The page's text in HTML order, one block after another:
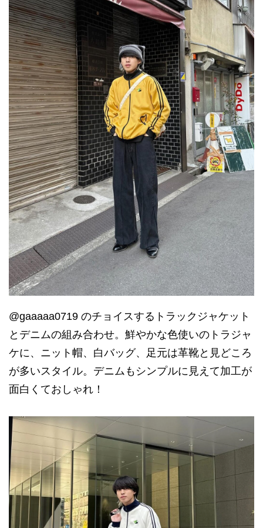
@gaaaaa0719 のチョイスするトラックジャケット
とデニムの組み合わせ。鮮やかな色使いのトラジャ
ケに、ニット帽、白バッグ、足元は革靴と見どころ
が多いスタイル。デニムもシンプルに見えて加工が
面白くておしゃれ！